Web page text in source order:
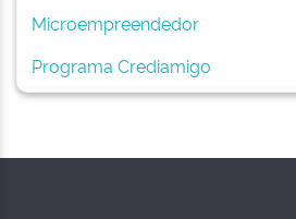
Microempreendedor
Programa Crediamigo